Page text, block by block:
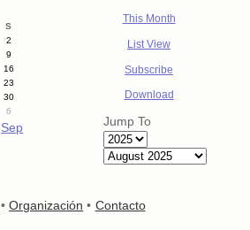
S
2
9
16
23
30
6
Sep
This Month
List View
Subscribe
Download
Jump To
• Organización • Contacto